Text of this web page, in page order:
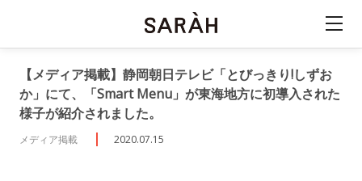
【メディア掲載】静岡朝日テレビ「とびっきり!しずお
か」にて、「Smart Menu」が東海地方に初導入された
様子が紹介されました。
メディア掲載 2020.07.15